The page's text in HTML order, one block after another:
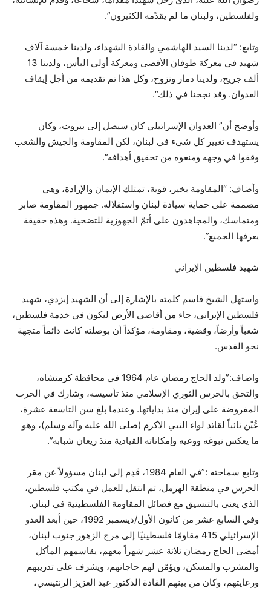
ولفلسطين، ولبنان ما لم يقدّمه الكثيرون”.
وتابع: “لدينا السيد الهاشمي والقادة الشهداء، ولدينا خمسة آلاف
شهيد في معركة طوفان الأقصى ومعركة أولي البأس، ولدينا 13
ألف جريح، ولدينا دمار ونزوح، وكل هذا تم تقديمه من أجل إيقاف
العدوان. وقد نجحنا في ذلك”.
وأوضح أن” العدوان الإسرائيلي كان سيصل إلى بيروت، وكان
يستهدف تغيير كل شيء في لبنان، لكن المقاومة والجيش والشعب
وقفوا في وجهه ومنعوه من تحقيق أهدافه”.
وأضاف: “المقاومة بخير، قوية، تمتلك الإيمان والإرادة، وهي
مصممة على حماية سيادة لبنان واستقلاله. جمهور المقاومة صابر
ومتماسك، والمجاهدون على أتمّ الجهوزية للتضحية. وهذه حقيقة
يعرفها الجميع”.
شهيد فلسطين الإيراني
واستهل الشيخ قاسم كلمته بالإشارة إلى أن الشهيد إيزدي، شهيد
فلسطين الإيراني، جاء من أقاصي الأرض ليكون في خدمة فلسطين،
شعباً وأرضاً، وقضية، ومقاومة، مؤكداً أن بوصلته كانت دائماً متجهة
نحو القدس.
واضاف:”ولد الحاج رمضان عام 1964 في محافظة كرمنشاه،
والتحق بالحرس الثوري الإسلامي منذ تأسيسه، وشارك في الحرب
المفروضة على إيران منذ بداياتها. وعندما بلغ سن التاسعة عشرة،
عُيّن نائباً لقائد لواء النبي الأكرم (صلى الله عليه وآله وسلم)، وهو
ما يعكس نبوغه ووعيه وإمكاناته القيادية منذ ريعان شبابه”.
وتابع سماحته :”في العام 1984، قَدِم إلى لبنان مسؤولاً عن مقر
الحرس في منطقة الهرمل، ثم انتقل للعمل في مكتب فلسطين،
الذي يعنى بالتنسيق مع فصائل المقاومة الفلسطينية في لبنان.
وفي السابع عشر من كانون الأول/ديسمبر 1992، حين أبعد العدو
الإسرائيلي 415 مقاومًا فلسطينيًا إلى مرج الزهور جنوب لبنان،
أمضى الحاج رمضان ثلاثة عشر شهراً معهم، يقاسمهم المأكل
والمشرب والمسكن، ويؤمّن لهم حاجاتهم، ويشرف على تدريبهم
ورعايتهم، وكان من بينهم القادة الدكتور عبد العزيز الرنتيسي،